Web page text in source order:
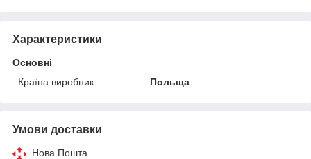
Характеристики
Основні
Країна виробник
Польща
Умови доставки
Нова Пошта